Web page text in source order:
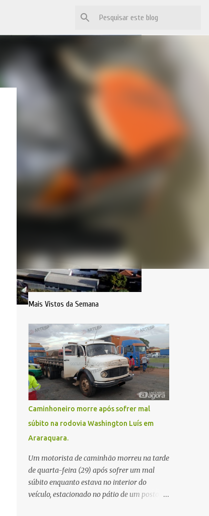
Mais Vistos da Semana
Caminhoneiro morre após sofrer mal
súbito na rodovia Washington Luís em
Araraquara.
Um motorista de caminhão morreu na tarde
de quarta-feira (29) após sofrer um mal
súbito enquanto estava no interior do
veículo, estacionado no pátio de um posto de